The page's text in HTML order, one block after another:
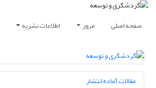
صفحه اصلی مرور اطلاعات نشریه
مقالات آماده انتشار